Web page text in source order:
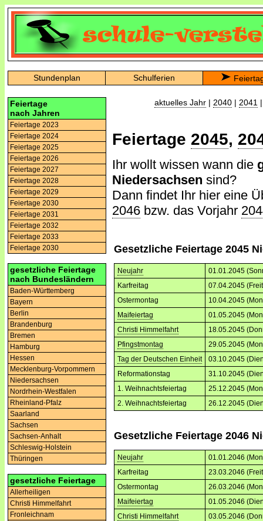
Stundenplan Schulferien
Feiertage
nach Jahren
Feiertage 2023
Feiertage 2024
Feiertage 2025
Feiertage 2026
Feiertage 2027
Feiertage 2028
Feiertage 2029
Feiertage 2030
Feiertage 2031
Feiertage 2032
Feiertage 2033
Feiertage 2030
gesetzliche Feiertage
nach Bundesländern
Baden-Württemberg
Bayern
Berlin
Brandenburg
Bremen
Hamburg
Hessen
Mecklenburg-Vorpommern
Niedersachsen
Nordrhein-Westfalen
Rheinland-Pfalz
Saarland
Sachsen
Sachsen-Anhalt
Schleswig-Holstein
Thüringen
gesetzliche Feiertage
Allerheiligen
Christi Himmelfahrt
Fronleichnam
aktuelles Jahr | 2040 | 2041
Feiertage 2045,
Ihr wollt wissen wann die
Niedersachsen sind?
Dann findet Ihr hier eine
2046 bzw. das Vorjahr
Gesetzliche Feiertage 2045
Neujahr
01.01.2045
Karfreitag
07.04.2045
Ostermontag
10.04.2045
Maifeiertag
01.05.2045
Christi Himmelfahrt
18.05.2045
Pfingstmontag
29.05.2045
Tag der Deutschen Einheit
03.10.2045
Reformationstag
31.10.2045
1. Weihnachtsfeiertag
25.12.2045
2. Weihnachtsfeiertag
26.12.2045
Gesetzliche Feiertage 2046
Neujahr
01.01.2046
Karfreitag
23.03.2046
Ostermontag
26.03.2046
Maifeiertag
01.05.2046
Christi Himmelfahrt
03.05.2046